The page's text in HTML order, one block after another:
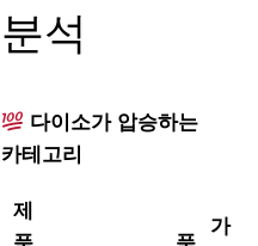
분석
다이소가 압승하는
카테고리
제
가